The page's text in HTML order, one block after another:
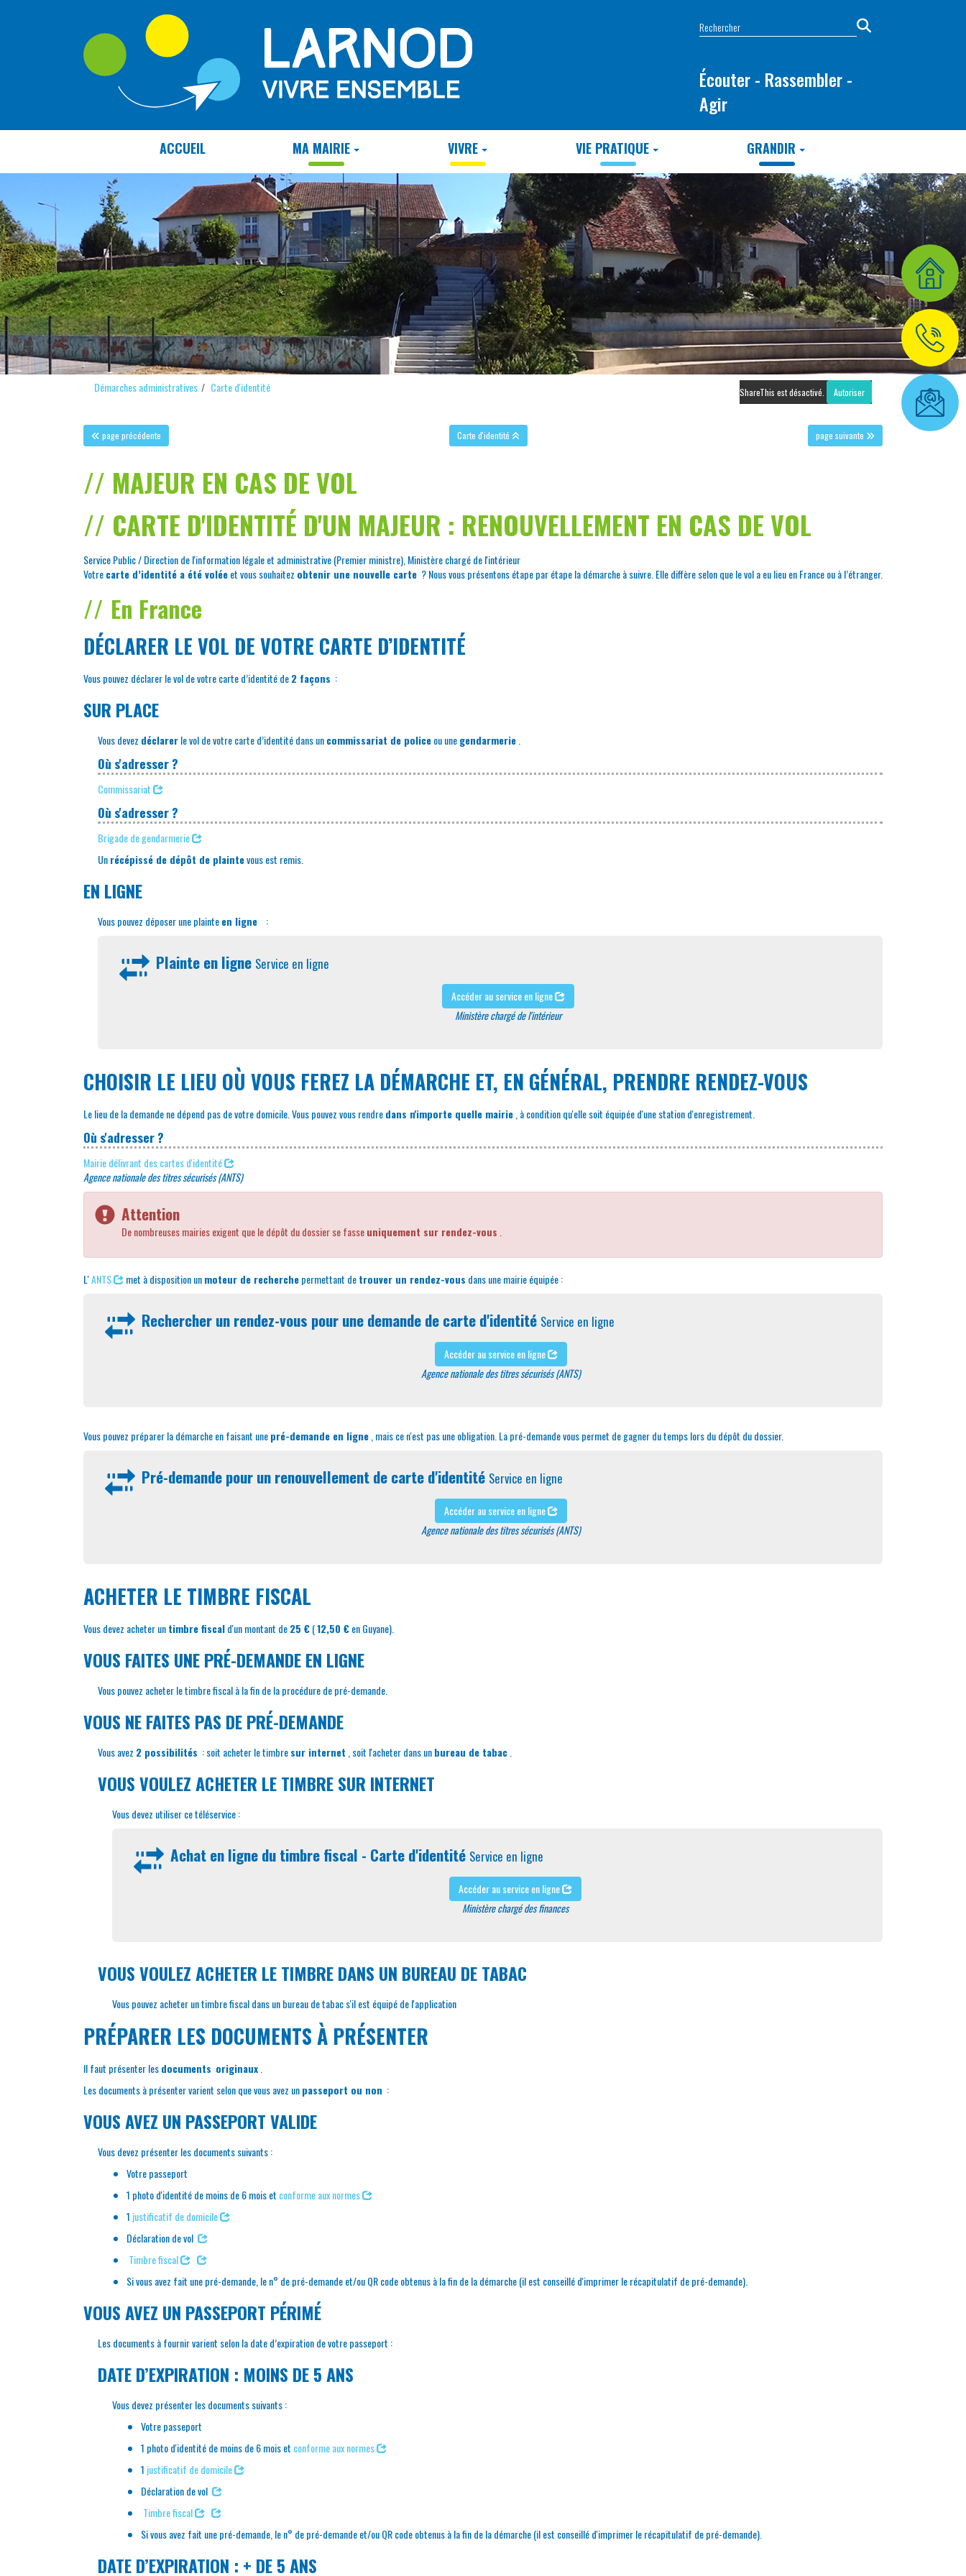
Écouter - Rassembler -
Agir
ACCUEIL MA MAIRIE VIVRE VIE PRATIQUE GRANDIR
ShareThis est désactivé. Autoriser
Démarches administratives Carte d'identité
page précédente Carte d'identité page suivante
MAJEUR EN CAS DE VOL
CARTE D'IDENTITÉ D'UN MAJEUR : RENOUVELLEMENT EN CAS DE VOL
Service Public / Direction de l'information légale et administrative (Premier ministre), Ministère chargé de l'intérieur
Votrecarte d’identité a été voléeet vous souhaitez obtenir une nouvelle carte? Nous vous présentons étape par étape la démarche à suivre. Elle diffère selon que le vol a eu lieu en France ou à l’étranger.
En France
DÉCLARER LE VOL DE VOTRE CARTE D’IDENTITÉ
Vous pouvez déclarer le vol de votre carte d’identité de2 façons :
SUR PLACE
Vous devez déclarerle vol de votre carte d’identité dans uncommissariat de policeou unegendarmerie.
Où s'adresser ?
Commissariat
Où s'adresser ?
Brigade de gendarmerie
Unrécépissé de dépôt de plaintevous est remis.
EN LIGNE
Vous pouvez déposer une plainteen ligne :
Plainte en ligne Service en ligne
Accéder au service en ligne
Ministère chargé de l'intérieur
CHOISIR LE LIEU OÙ VOUS FEREZ LA DÉMARCHE ET, EN GÉNÉRAL, PRENDRE RENDEZ-VOUS
Le lieu de la demande ne dépend pas de votre domicile. Vous pouvez vous rendredans n'importe quelle mairie, à condition qu'elle soit équipée d'une station d'enregistrement.
Où s'adresser ?
Mairie délivrant des cartes d'identité
Agence nationale des titres sécurisés (ANTS)
Attention
De nombreuses mairies exigent que le dépôt du dossier se fasseuniquement sur rendez-vous
L'ANTS met à disposition unmoteur de recherchepermettant detrouver un rendez-vous dans une mairie équipée :
Rechercher un rendez-vous pour une demande de carte d'identité Service en ligne
Accéder au service en ligne
Agence nationale des titres sécurisés (ANTS)
Vous pouvez préparer la démarche en faisant unepré-demande en ligne, mais ce n'est pas une obligation. La pré-demande vous permet de gagner du temps lors du dépôt du dossier.
Pré-demande pour un renouvellement de carte d'identité Service en ligne
Accéder au service en ligne
Agence nationale des titres sécurisés (ANTS)
ACHETER LE TIMBRE FISCAL
Vous devez acheter untimbre fiscald'un montant de25 €(12,50 €en Guyane).
VOUS FAITES UNE PRÉ-DEMANDE EN LIGNE
Vous pouvez acheter le timbre fiscal à la fin de la procédure de pré-demande.
VOUS NE FAITES PAS DE PRÉ-DEMANDE
Vous avez 2 possibilités : soit acheter le timbresur internet , soit l'acheter dans unbureau de tabac.
VOUS VOULEZ ACHETER LE TIMBRE SUR INTERNET
Vous devez utiliser ce téléservice :
Achat en ligne du timbre fiscal - Carte d'identité Service en ligne
Accéder au service en ligne
Ministère chargé des finances
VOUS VOULEZ ACHETER LE TIMBRE DANS UN BUREAU DE TABAC
Vous pouvez acheter un timbre fiscal dans un bureau de tabac s'il est équipé de l'application
PRÉPARER LES DOCUMENTS À PRÉSENTER
Il faut présenter lesdocuments originaux.
Les documents à présenter varient selon que vous avez unpasseport ou non :
VOUS AVEZ UN PASSEPORT VALIDE
Vous devez présenter les documents suivants :
Votre passeport
1 photo d'identité de moins de 6 mois et conforme aux normes
1 justificatif de domicile
Déclaration de vol
Timbre fiscal
Si vous avez fait une pré-demande, le n° de pré-demande et/ou QR code obtenus à la fin de la démarche (il est conseillé d'imprimer le récapitulatif de pré-demande).
VOUS AVEZ UN PASSEPORT PÉRIMÉ
Les documents à fournir varient selon la date d’expiration de votre passeport :
DATE D’EXPIRATION : MOINS DE 5 ANS
Vous devez présenter les documents suivants :
Votre passeport
1 photo d'identité de moins de 6 mois et conforme aux normes
1 justificatif de domicile
Déclaration de vol
Timbre fiscal
Si vous avez fait une pré-demande, le n° de pré-demande et/ou QR code obtenus à la fin de la démarche (il est conseillé d'imprimer le récapitulatif de pré-demande).
DATE D’EXPIRATION : + DE 5 ANS